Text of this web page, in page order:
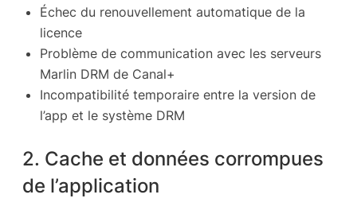
Échec du renouvellement automatique de la
licence
Problème de communication avec les serveurs
Marlin DRM de Canal+
Incompatibilité temporaire entre la version de
l’app et le système DRM
2. Cache et données corrompues
de l’application